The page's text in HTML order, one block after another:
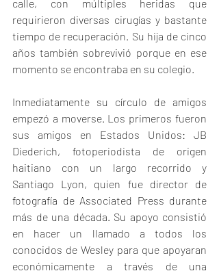
calle, con múltiples heridas que
requirieron diversas cirugías y bastante
tiempo de recuperación. Su hija de cinco
años también sobrevivió porque en ese
momento se encontraba en su colegio.
Inmediatamente su círculo de amigos
empezó a moverse. Los primeros fueron
sus amigos en Estados Unidos: JB
Diederich, fotoperiodista de origen
haitiano con un largo recorrido y
Santiago Lyon, quien fue director de
fotografía de Associated Press durante
más de una década. Su apoyo consistió
en hacer un llamado a todos los
conocidos de Wesley para que apoyaran
económicamente a través de una